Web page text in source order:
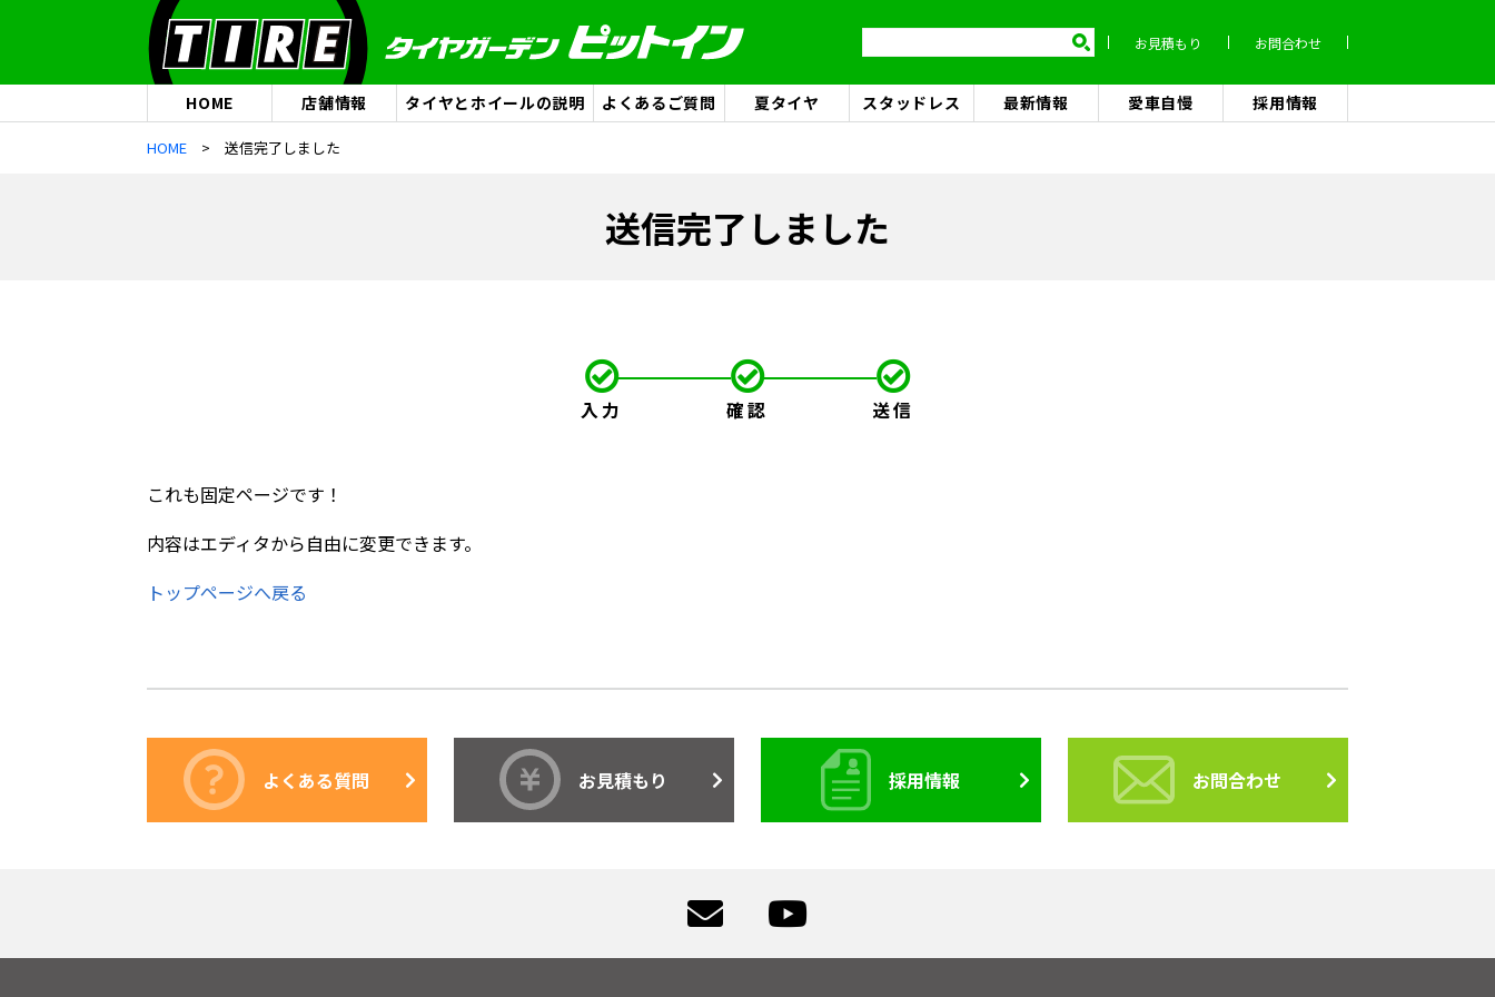
お見積もり お問合わせ
HOME 店舗情報 タイヤとホイールの説明 よくあるご質問 夏タイヤ スタッドレス 最新情報 愛車自慢 採用情報
HOME 送信完了しました
送信完了しました
入力 確認 送信
これも固定ページです！
内容はエディタから自由に変更できます。
トップページへ戻る
よくある質問 お見積もり 採用情報 お問合わせ